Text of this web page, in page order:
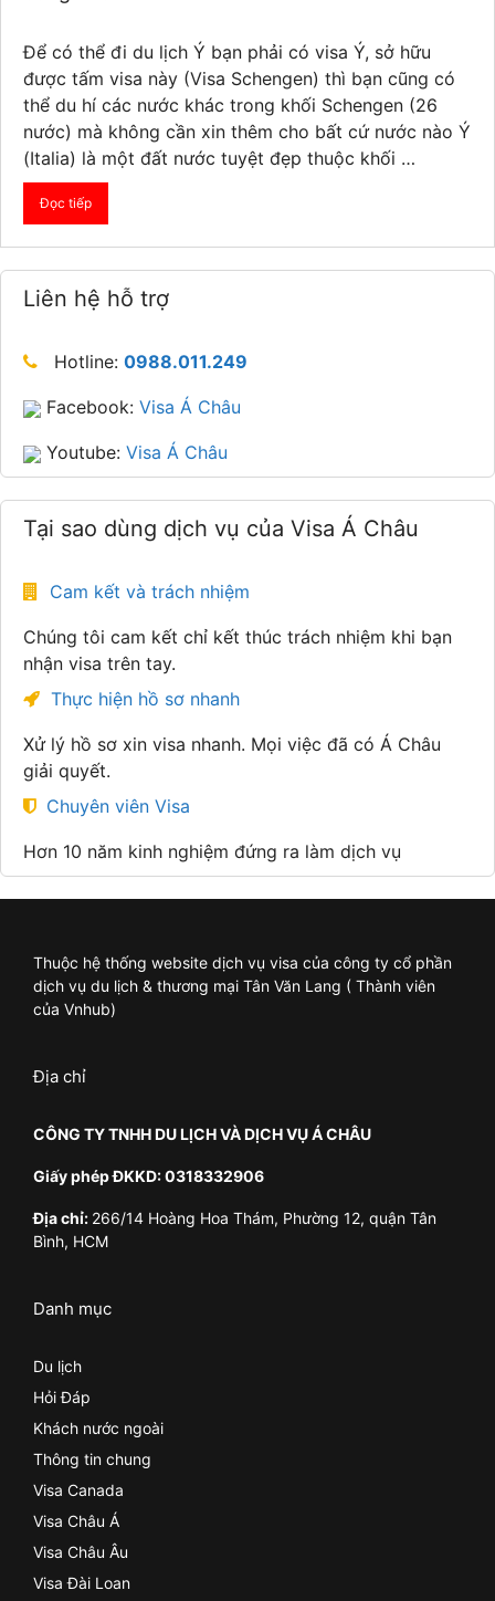
Để có thể đi du lịch Ý bạn phải có visa Ý, sở hữu
được tấm visa này (Visa Schengen) thì bạn cũng có
thể du hí các nước khác trong khối Schengen (26
nước) mà không cần xin thêm cho bất cứ nước nào Ý
(Italia) là một đất nước tuyệt đẹp thuộc khối …
Đọc tiếp
Liên hệ hỗ trợ
Hotline: 0988.011.249
Facebook: Visa Á Châu
Youtube: Visa Á Châu
Tại sao dùng dịch vụ của Visa Á Châu
Cam kết và trách nhiệm
Chúng tôi cam kết chỉ kết thúc trách nhiệm khi bạn
nhận visa trên tay.
Thực hiện hồ sơ nhanh
Xử lý hồ sơ xin visa nhanh. Mọi việc đã có Á Châu
giải quyết.
Chuyên viên Visa
Hơn 10 năm kinh nghiệm đứng ra làm dịch vụ
Thuộc hệ thống website dịch vụ visa của công ty cổ phần
dịch vụ du lịch & thương mại Tân Văn Lang ( Thành viên
của Vnhub)
Địa chỉ
CÔNG TY TNHH DU LỊCH VÀ DỊCH VỤ Á CHÂU
Giấy phép ĐKKD: 0318332906
Địa chỉ: 266/14 Hoàng Hoa Thám, Phường 12, quận Tân
Bình, HCM
Danh mục
Du lịch
Hỏi Đáp
Khách nước ngoài
Thông tin chung
Visa Canada
Visa Châu Á
Visa Châu Âu
Visa Đài Loan